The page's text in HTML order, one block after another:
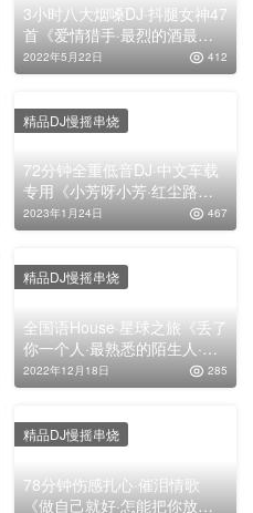
3小时八大烟嗓DJ·抖腿女神47
首《爱情猎手·最烈的酒最猛
的烟·那年那月那一天·孤独的
人生》，全中文舞曲串烧靓
2022年5月22日 412
72分钟全重低音DJ·中文车载
专用《小芳呀小芳·红尘路上
几度醉》，高清舞曲串烧大碟
2023年1月24日 467
精品DJ慢摇串烧
全国语House·星球之旅《丢了
你一个人·最熟悉的陌生人·海
底》，动感车载舞曲大碟
2022年12月18日 285
精品DJ慢摇串烧
78分钟伤感扎心·催泪情歌
《做自己就好·怎能把你放下·
精品DJ慢摇串烧